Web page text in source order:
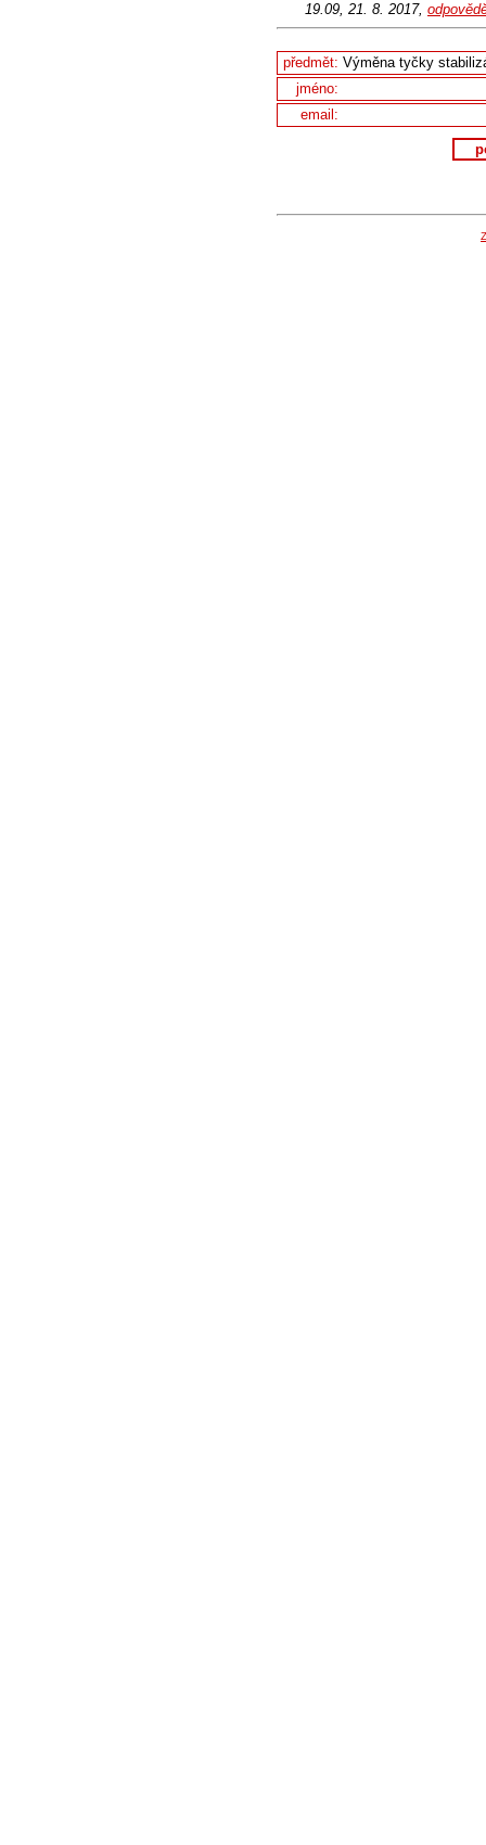
19.09, 21. 8. 2017,
předmět:
jméno:
email: